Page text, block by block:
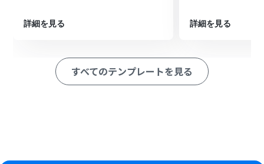
最後に、Slackの「チャンネルにメッセージを送る」アク
ションを設定し、任意のチャンネルに商談内容の完了通
※「トリガー」：フロー起動のきっかけとなるアクション、「オ
ペレーション」：トリガー起動後、フロー内で処理を行うアク
詳細を見る 詳細を見る
すべてのテンプレートを見る